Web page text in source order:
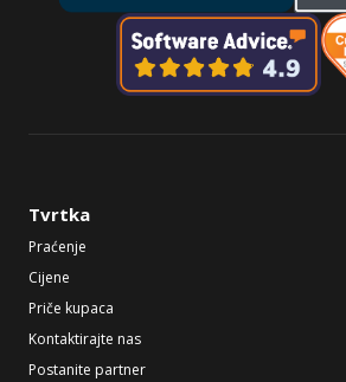
Tvrtka
Praćenje
Cijene
Priče kupaca
Kontaktirajte nas
Postanite partner